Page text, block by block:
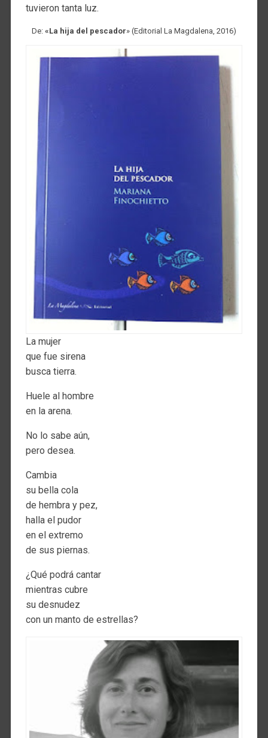
tuvieron tanta luz.
De: «La hija del pescador» (Editorial La Magdalena, 2016)
La mujer
que fue sirena
busca tierra.
Huele al hombre
en la arena.
No lo sabe aún,
pero desea.
Cambia
su bella cola
de hembra y pez,
halla el pudor
en el extremo
de sus piernas.
¿Qué podrá cantar
mientras cubre
su desnudez
con un manto de estrellas?